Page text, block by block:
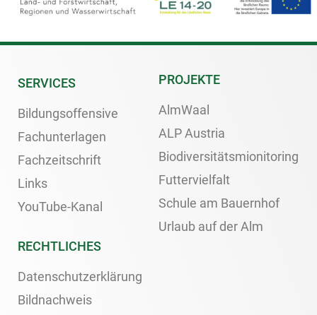
SERVICES
Bildungsoffensive
Fachunterlagen
Fachzeitschrift
Links
YouTube-Kanal
PROJEKTE
AlmWaal
ALP Austria
Biodiversitätsmionitoring
Futtervielfalt
Schule am Bauernhof
Urlaub auf der Alm
RECHTLICHES
Datenschutzerklärung
Bildnachweis